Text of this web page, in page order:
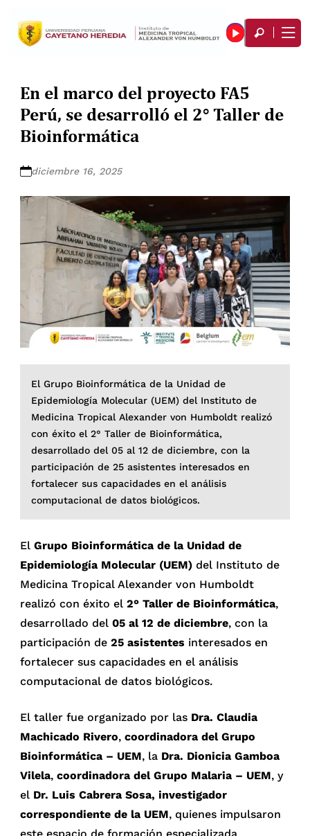
En el marco del proyecto FA5
Perú, se desarrolló el 2° Taller de
Bioinformática
diciembre 16, 2025
El Grupo Bioinformática de la Unidad de
Epidemiología Molecular (UEM) del Instituto de
Medicina Tropical Alexander von Humboldt realizó
con éxito el 2° Taller de Bioinformática,
desarrollado del 05 al 12 de diciembre, con la
participación de 25 asistentes interesados en
fortalecer sus capacidades en el análisis
computacional de datos biológicos.
ElGrupo Bioinformática de la Unidad de
Epidemiología Molecular (UEM) del Instituto de
Medicina Tropical Alexander von Humboldt
realizó con éxito el2° Taller de Bioinformática,
desarrollado del05 al 12 de diciembre, con la
participación de25 asistentes interesados en
fortalecer sus capacidades en el análisis
computacional de datos biológicos.
El taller fue organizado por las Dra. Claudia
Machicado Rivero,coordinadora del Grupo
Bioinformática – UEM, la Dra. Dionicia Gamboa
Vilela,coordinadora del Grupo Malaria – UEM, y
el Dr. Luis Cabrera Sosa, investigador
correspondiente de la UEM, quienes impulsaron